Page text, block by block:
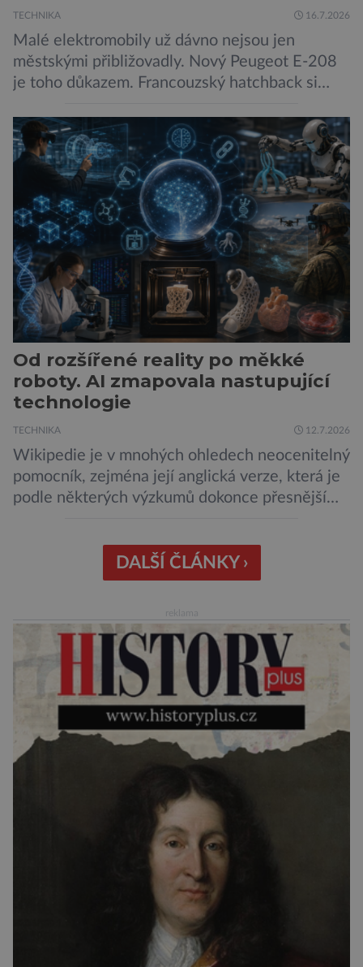
TECHNIKA 16.7.2026
Malé elektromobily už dávno nejsou jen
městskými přibližovadly. Nový Peugeot E-208
je toho důkazem. Francouzský hatchback si
dojezd a modernější technologie, ale hlavně
ukazuje, že i kompaktní elektromobil může být
autem, se kterým bez obav vyrazíte za hranice
města Peugeot se u modelu 208 trefil do
černého už […]
Od rozšířené reality po měkké
roboty. AI zmapovala nastupující
technologie
TECHNIKA 12.7.2026
Wikipedie je v mnohých ohledech neocenitelný
pomocník, zejména její anglická verze, která je
podle některých výzkumů dokonce přesnější
křišťálovou kouli, ze které umělá inteligence
věštila, které technologie v dohledné
Za vším stojí australští výzkumníci, kteří pomocí
umělé inteligence a […]
DALŠÍ ČLÁNKY ›